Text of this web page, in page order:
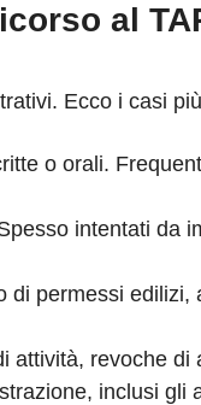
al
Ecco i casi
o orali.
intentati da
permessi
attività, revoche di
inclusi gli